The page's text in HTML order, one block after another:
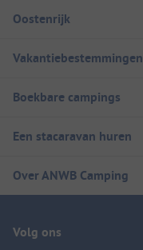
Oostenrijk
Vakantiebestemmingen
Boekbare campings
Een stacaravan huren
Over ANWB Camping
Volg ons